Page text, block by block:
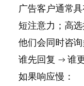
广告客户通常
短注意力；高选
他们会同时咨询
谁先回复 → 谁
如果响应慢：